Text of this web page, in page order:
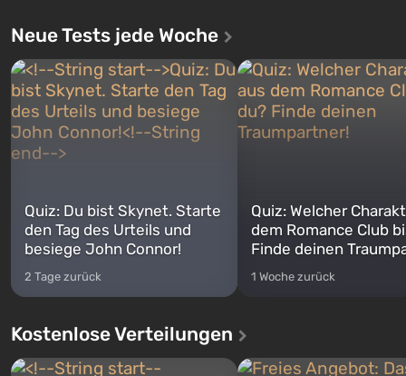
Neue Tests jede Woche
Quiz: Du bist Skynet. Starte
den Tag des Urteils und
besiege John Connor!
2 Tage zurück
Quiz: Welcher
dem Romance Club
Finde deinen
1 Woche zurück
Kostenlose Verteilungen